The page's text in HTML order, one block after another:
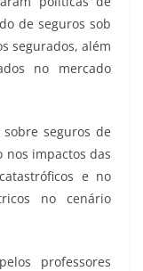
de seguros sob
segurados, além
no mercado
seguros de
nos impactos das
e no
no cenário
professores